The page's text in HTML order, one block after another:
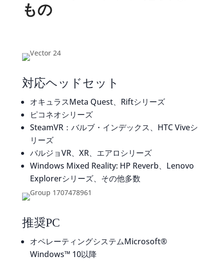
もの
対応ヘッドセット
オキュラスMeta Quest、Riftシリーズ
ピコネオシリーズ
SteamVR：バルブ・インデックス、HTC Viveシ
リーズ
バルジョVR、XR、エアロシリーズ
Windows Mixed Reality: HP Reverb、Lenovo
Explorerシリーズ、その他多数
推奨PC
オペレーティングシステムMicrosoft®
Windows™ 10以降